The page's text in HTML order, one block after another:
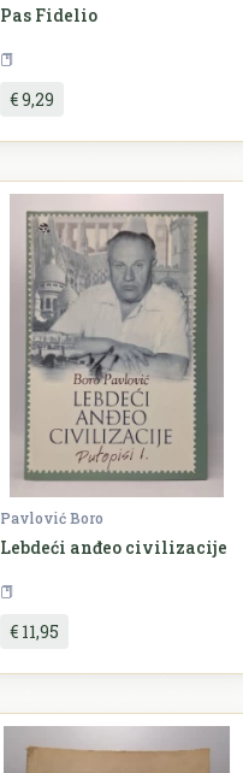
Pas Fidelio
€ 9,29
Pavlović Boro
Lebdeći anđeo civilizacije
€ 11,95